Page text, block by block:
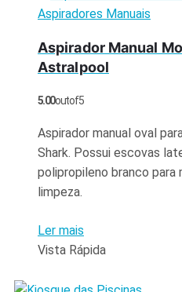
Aspiradores Manuais
Aspirador Manual
Astralpool
5.00out of 5
Aspirador manual oval
Shark. Possui escovas
polipropileno branco para
limpeza.
Ler mais
Vista Rápida